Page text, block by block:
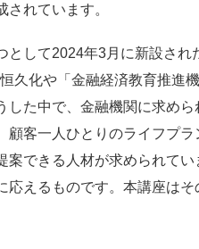
れています。
して2024年3月に新設され
久化や「金融経済教育推進
した中で、金融機関に求め
顧客一人ひとりのライフプ
案できる人材が求められて
応えるものです。本講座は